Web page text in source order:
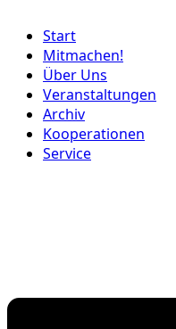
Start
Mitmachen!
Über Uns
Veranstaltungen
Archiv
Kooperationen
Service